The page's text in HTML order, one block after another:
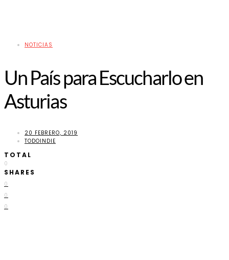
NOTICIAS
Un País para Escucharlo en
Asturias
20 FEBRERO, 2019
TODOINDIE
TOTAL
0
SHARES
0
0
0